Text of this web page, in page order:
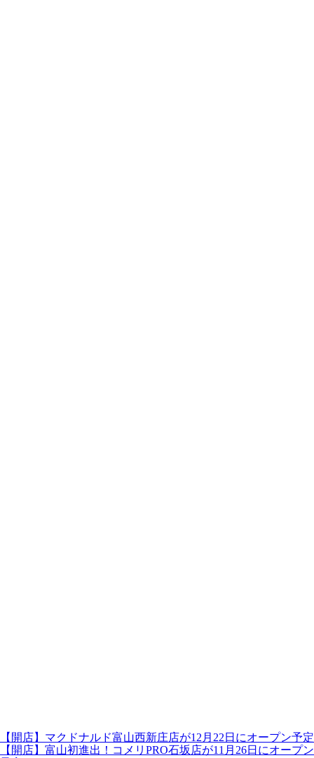
【開店】マクドナルド富山西新庄店が12月22日にオープン予定
【開店】富山初進出！コメリPRO石坂店が11月26日にオープン